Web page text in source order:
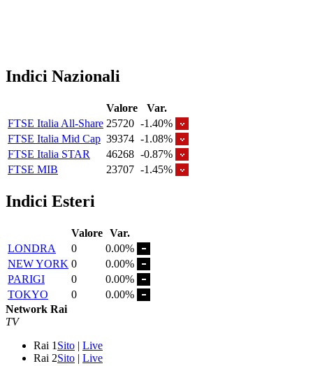
Indici Nazionali
Valore
Var.
FTSE Italia All-Share 25720 -1.40%
FTSE Italia Mid Cap 39374 -1.08%
FTSE Italia STAR
46268 -0.87%
FTSE MIB
23707 -1.45%
Indici Esteri
Valore Var.
LONDRA
0
0.00%
NEW YORK 0
0.00%
PARIGI
0
0.00%
TOKYO
0
0.00%
Network Rai
TV
Rai 1 Sito | Live
Rai 2Sito | Live